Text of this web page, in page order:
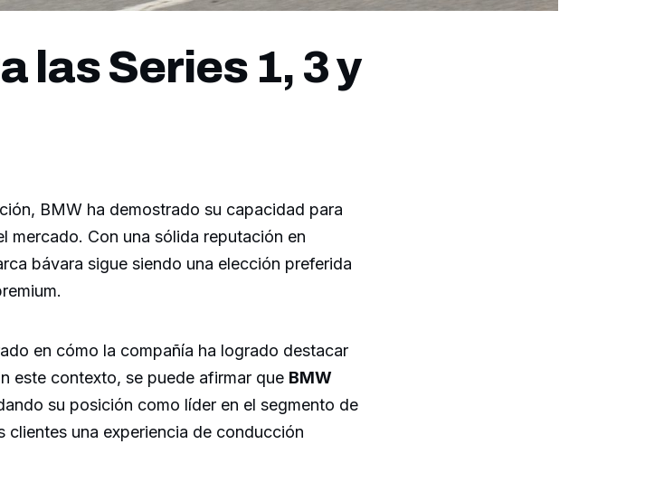
las Series 1, 3 y
BMW ha demostrado su capacidad para
mercado. Con una sólida reputación en
bávara sigue siendo una elección preferida
en cómo la compañía ha logrado destacar
este contexto, se puede afirmar que BMW
su posición como líder en el segmento de
una experiencia de conducción